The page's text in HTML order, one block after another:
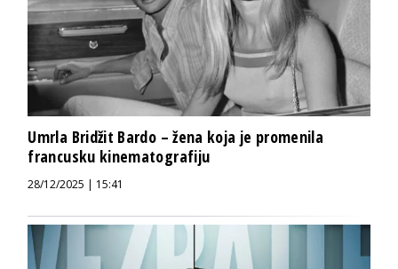
Umrla Bridžit Bardo – žena koja je promenila
francusku kinematografiju
28/12/2025 | 15:41